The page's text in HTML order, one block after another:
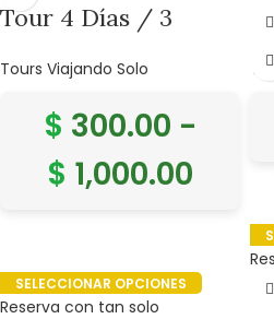
Tour 4 Días / 3
Sagrado de los Incas
y Machu Picchu.
Tours Viajando Solo
$ 300.00 -
$ 1,000.00
SELECCIONAR OPCIONES
Reserva con tan solo
Tour